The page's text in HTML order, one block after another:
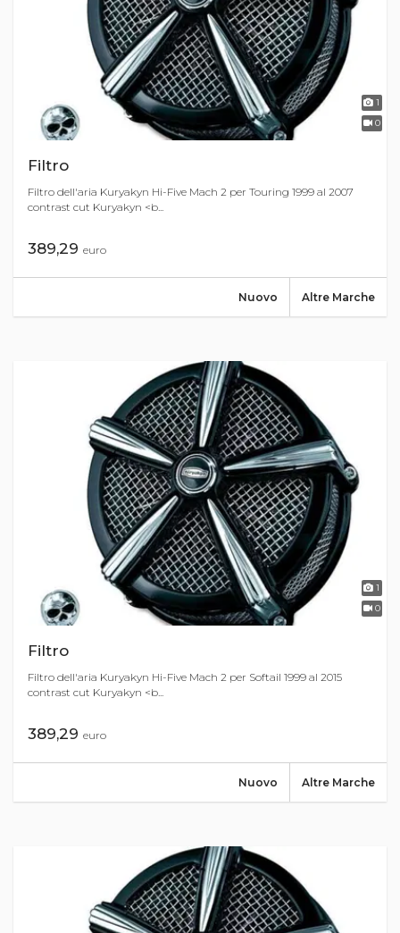
1
0
Filtro
Filtro dell'aria Kuryakyn Hi-Five Mach 2 per Touring 1999 al 2007
contrast cut Kuryakyn <b...
389,29 euro
Altre Marche
Nuovo
1
0
Filtro
Filtro dell'aria Kuryakyn Hi-Five Mach 2 per Softail 1999 al 2015
contrast cut Kuryakyn <b...
389,29 euro
Altre Marche
Nuovo